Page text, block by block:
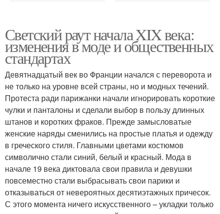
Светский раут начала XIX века:
изменения в моде и общественных
стандартах
Девятнадцатый век во Франции начался с переворота и
не только на уровне всей страны, но и модных течений.
Протеста ради парижанки начали игнорировать короткие
чулки и панталоны и сделали выбор в пользу длинных
штанов и коротких фраков. Прежде замысловатые
женские наряды сменились на простые платья и одежду
в греческого стиля. Главными цветами костюмов
символично стали синий, белый и красный. Мода в
начале 19 века диктовала свои правила и девушки
повсеместно стали выбрасывать свои парики и
отказываться от невероятных десятиэтажных причесок.
С этого момента ничего искусственного – укладки только